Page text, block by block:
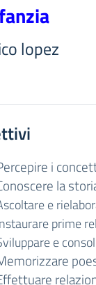
lopez
i
la
e
prime
e